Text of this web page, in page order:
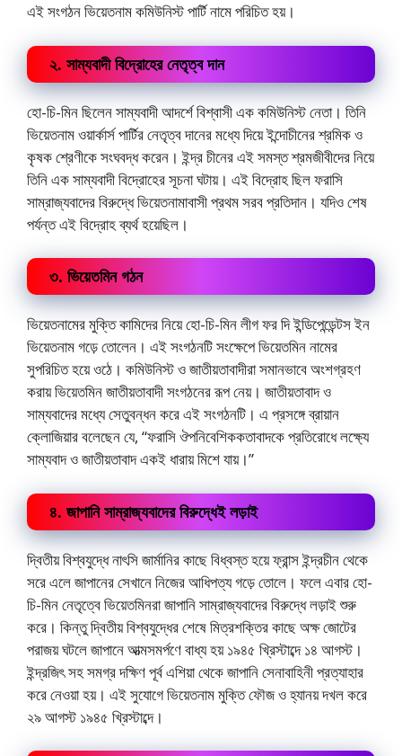
এই সংগঠন ভিয়েতনাম কমিউনিস্ট পার্টি নামে পরিচিত হয়।
২. সাম্যবাদী বিদ্রোহের নেতৃত্ব দান
হো-চি-মিন ছিলেন সাম্যবাদী আদর্শে বিশ্বাসী এক কমিউনিস্ট নেতা। তিনি
ভিয়েতনাম ওয়ার্কার্স পার্টির নেতৃত্ব দানের মধ্যে দিয়ে ইন্দোচীনের শ্রমিক ও
কৃষক শ্রেণীকে সংঘবদ্ধ করেন। ইন্দ্র চীনের এই সমস্ত শ্রমজীবীদের নিয়ে
তিনি এক সাম্যবাদী বিদ্রোহের সূচনা ঘটায়। এই বিদ্রোহ ছিল ফরাসি
সাম্রাজ্যবাদের বিরুদ্ধে ভিয়েতনামাবাসী প্রথম সরব প্রতিদান। যদিও শেষ
পর্যন্ত এই বিদ্রোহ ব্যর্থ হয়েছিল।
৩. ভিয়েতমিন গঠন
ভিয়েতনামের মুক্তি কামিদের নিয়ে হো-চি-মিন লীগ ফর দি ইন্ডিপেন্ডেন্টস ইন
ভিয়েতনাম গড়ে তোলেন। এই সংগঠনটি সংক্ষেপে ভিয়েতমিন নামের
সুপরিচিত হয়ে ওঠে। কমিউনিস্ট ও জাতীয়তাবাদীরা সমানভাবে অংশগ্রহণ
করায় ভিয়েতমিন জাতীয়তাবাদী সংগঠনের রূপ নেয়। জাতীয়তাবাদ ও
সাম্যবাদের মধ্যে সেতুবন্ধন করে এই সংগঠনটি। এ প্রসঙ্গে ব্রায়ান
ক্লোজিয়ার বলেছেন যে, “ফরাসি ঔপনিবেশিককতাবাদকে প্রতিরোধে লক্ষ্যে
সাম্যবাদ ও জাতীয়তাবাদ একই ধারায় মিশে যায়।”
৪. জাপানি সাম্রাজ্যবাদের বিরুদ্ধেই লড়াই
দ্বিতীয় বিশ্বযুদ্ধে নাৎসি জার্মানির কাছে বিধ্বস্ত হয়ে ফ্রান্স ইন্দ্রচীন থেকে
সরে এলে জাপানের সেখানে নিজের আধিপত্য গড়ে তোলে। ফলে এবার হো-
চি-মিন নেতৃত্বে ভিয়েতমিনরা জাপানি সাম্রাজ্যবাদের বিরুদ্ধে লড়াই শুরু
করে। কিন্তু দ্বিতীয় বিশ্বযুদ্ধের শেষে মিত্রশক্তির কাছে অক্ষ জোটের
পরাজয় ঘটলে জাপানে আত্মসমর্পণে বাধ্য হয় ১৯৪৫ খ্রিস্টাব্দে ১৪ আগস্ট।
ইন্দ্রজিৎ সহ সমগ্র দক্ষিণ পূর্ব এশিয়া থেকে জাপানি সেনাবাহিনী প্রত্যাহার
করে নেওয়া হয়। এই সুযোগে ভিয়েতনাম মুক্তি ফৌজ ও হ্যানয় দখল করে
২৯ আগস্ট ১৯৪৫ খ্রিস্টাব্দে।